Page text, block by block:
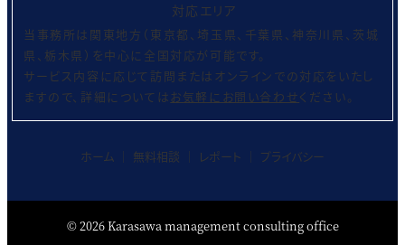
対応エリア
当事務所は関東地方（東京都、埼玉県、千葉県、神奈川県、茨城
県、栃木県）を中心に全国対応が可能です。
サービス内容に応じて訪問またはオンラインでの対応をいたし
ますので、詳細については お気軽にお問い合わせください。
ホーム│ 無料相談 レポート プライバシー
©2026Karasawa management consulting office